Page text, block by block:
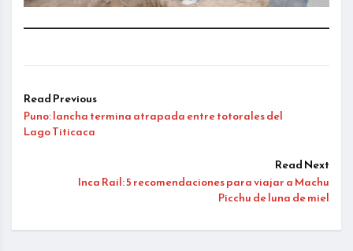
Read Previous
Puno: lancha termina atrapada entre totorales del
Lago Titicaca
Read Next
Inca Rail: 5 recomendaciones para viajar a Machu
Picchu de luna de miel